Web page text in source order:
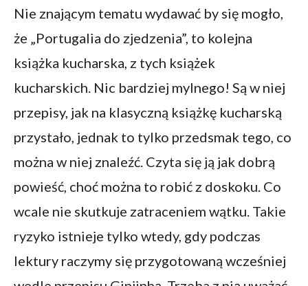
Nie znającym tematu wydawać by się mogło,
że „Portugalia do zjedzenia”, to kolejna
książka kucharska, z tych książek
kucharskich. Nic bardziej mylnego! Są w niej
przepisy, jak na klasyczną książkę kucharską
przystało, jednak to tylko przedsmak tego, co
można w niej znaleźć. Czyta się ją jak dobrą
powieść, choć można to robić z doskoku. Co
wcale nie skutkuje zatraceniem wątku. Takie
ryzyko istnieje tylko wtedy, gdy podczas
lektury raczymy się przygotowaną wcześniej